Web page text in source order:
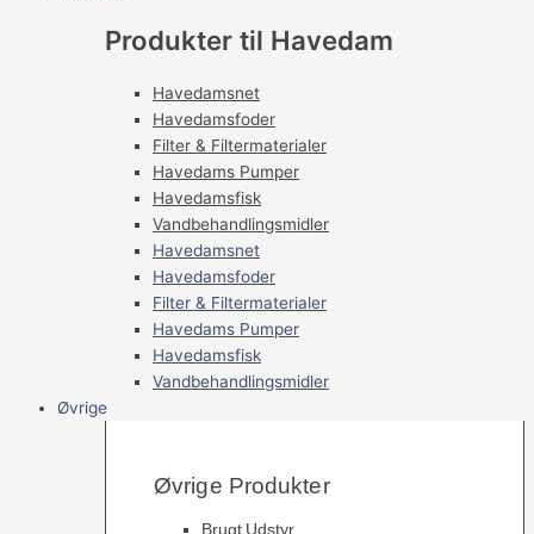
Produkter til Havedam
Havedamsnet
Havedamsfoder
Filter & Filtermaterialer
Havedams Pumper
Havedamsfisk
Vandbehandlingsmidler
Havedamsnet
Havedamsfoder
Filter & Filtermaterialer
Havedams Pumper
Havedamsfisk
Vandbehandlingsmidler
Øvrige
Øvrige Produkter
Brugt Udstyr